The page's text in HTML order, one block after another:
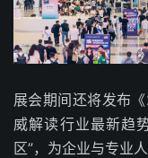
展会期间还将发布
威解读行业最新趋
区”，为企业与专业